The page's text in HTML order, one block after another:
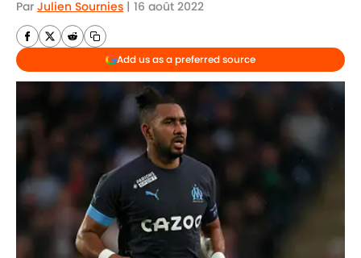
Par Julien Sournies | 16 août 2022
Add us as a preferred source